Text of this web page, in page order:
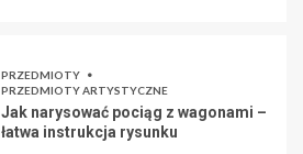
PRZEDMIOTY
PRZEDMIOTY ARTYSTYCZNE
Jak narysować pociąg z wagonami –
łatwa instrukcja rysunku